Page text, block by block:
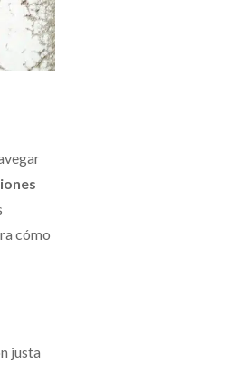
cómo
justa